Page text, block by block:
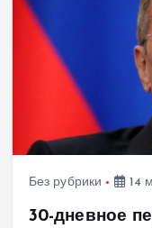
Без рубрики 14
30-дневное